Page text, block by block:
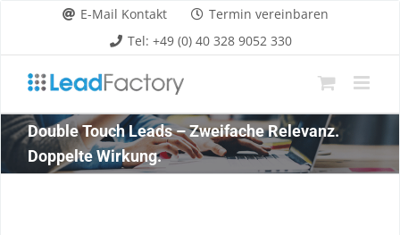
springen
E-Mail Kontakt
Termin vereinbaren
Tel: +49 (0) 40 328 9052 330
Double Touch Leads – Zweifache Relevanz.
Doppelte Wirkung.